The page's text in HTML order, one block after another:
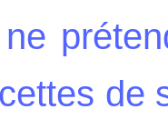
de